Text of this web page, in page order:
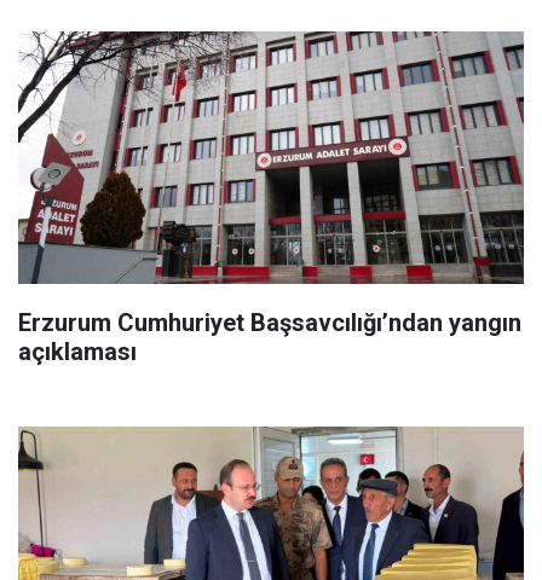
Erzurum Cumhuriyet Başsavcılığı’ndan yangın
açıklaması